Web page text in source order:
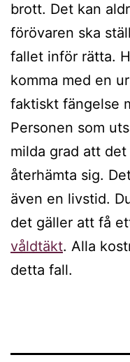
brott. Det kan
förövaren ska
fallet inför rätta.
komma med en
faktiskt fängelse
Personen som
milda grad att
återhämta sig.
även en livstid.
det gäller att få
våldtäkt. Alla
detta fall.